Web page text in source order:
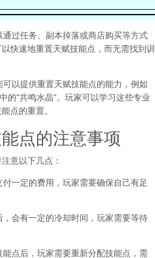
过任务、副本掉落或商店购买等方式
快速地重置天赋技能点，而无需找到训
以提供重置天赋技能点的能力，例如
的“共鸣水晶”。玩家可以学习这些专业
点的重置。
点的注意事项
意以下几点：
一定的费用，玩家需要确保自己有足
会有一定的冷却时间，玩家需要等待
点后，玩家需要重新分配技能点，需